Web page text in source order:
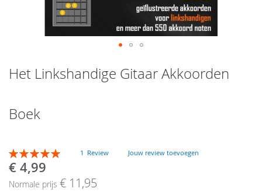
Het Linkshandige Gitaar Akkoorden
Boek
Beoordeling:
100
% of100
1 Review Jouw review toevoegen
Speciale
€ 4,99
Normale prijs € 11,95
to
the
the